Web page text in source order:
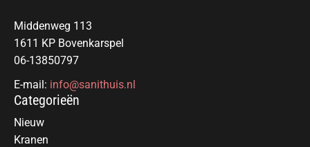
Middenweg 113
1611 KP Bovenkarspel
06-13850797
E-mail: info@sanithuis.nl
Categorieën
Nieuw
Kranen